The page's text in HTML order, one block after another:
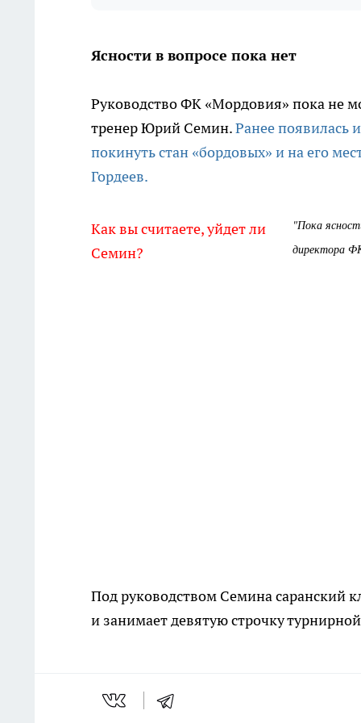
Ясности в вопросе пока нет
Руководство ФК «Мордовия» пока не
тренер Юрий Семин.Ранее появилась
покинуть стан «бордовых» и на его
Гордеев.
Как вы считаете, уйдет ли
Семин?
"Пока
директора
Под руководством Семина саранский
и занимает девятую строчку